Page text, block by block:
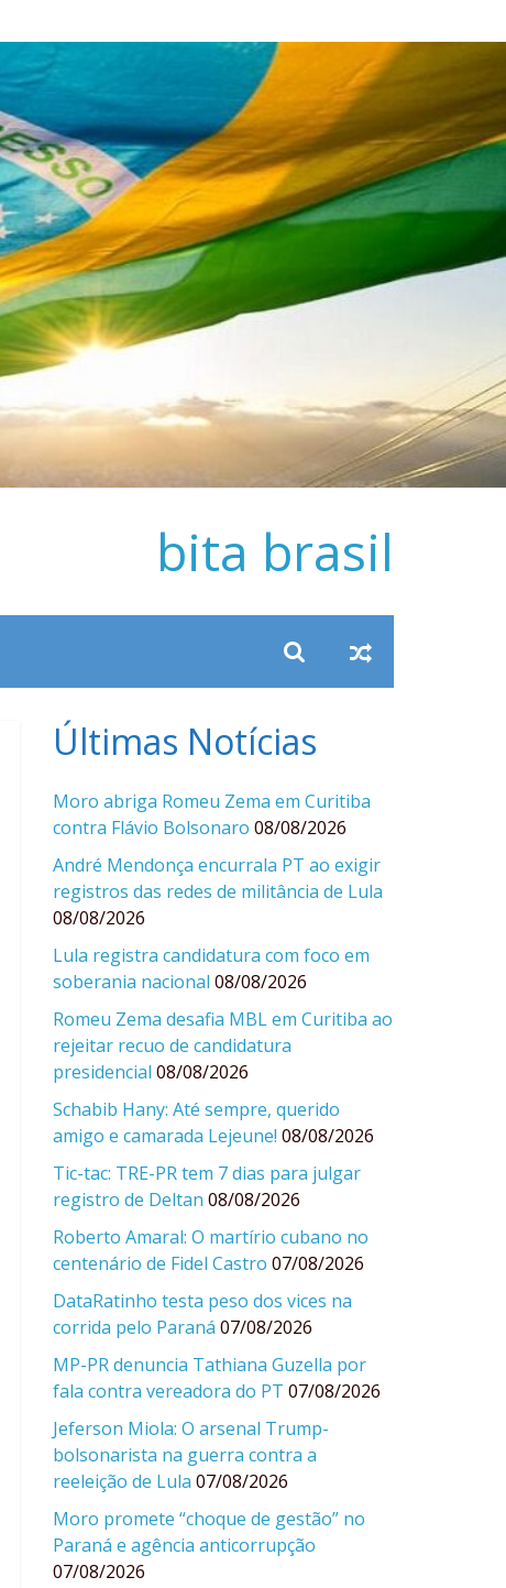
bita brasil
Últimas Notícias
Moro abriga Romeu Zema em Curitiba
contra Flávio Bolsonaro 08/08/2026
André Mendonça encurrala PT ao exigir
registros das redes de militância de Lula
08/08/2026
Lula registra candidatura com foco em
soberania nacional 08/08/2026
Romeu Zema desafia MBL em Curitiba ao
rejeitar recuo de candidatura
presidencial 08/08/2026
Schabib Hany: Até sempre, querido
amigo e camarada Lejeune! 08/08/2026
Tic-tac: TRE-PR tem 7 dias para julgar
registro de Deltan 08/08/2026
Roberto Amaral: O martírio cubano no
centenário de Fidel Castro 07/08/2026
DataRatinho testa peso dos vices na
corrida pelo Paraná 07/08/2026
MP-PR denuncia Tathiana Guzella por
fala contra vereadora do PT 07/08/2026
Jeferson Miola: O arsenal Trump-
bolsonarista na guerra contra a
reeleição de Lula 07/08/2026
Moro promete “choque de gestão” no
Paraná e agência anticorrupção
07/08/2026